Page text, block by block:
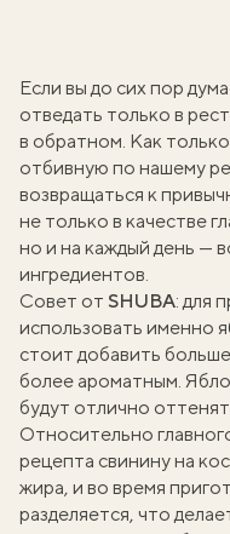
Если вы до сих пор
отведать только в
в обратном. Как
отбивную по нашему
возвращаться к
не только в качестве
но и на каждый день —
ингредиентов.
Совет от SHUBA: для
использовать именно
стоит добавить
более ароматным.
будут отлично
Относительно
рецепта свинину на
жира, и во время
разделяется, что